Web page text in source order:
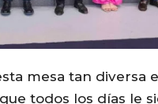
mesa tan diversa
todos los días le